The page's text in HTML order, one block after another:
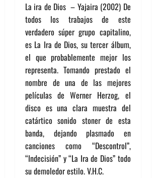
La ira de Dios – Yajaira (2002) De
todos los trabajos de este
verdadero súper grupo capitalino,
es La Ira de Dios, su tercer álbum,
el que probablemente mejor los
representa. Tomando prestado el
nombre de una de las mejores
películas de Werner Herzog, el
disco es una clara muestra del
catártico sonido stoner de esta
banda, dejando plasmado en
canciones como “Descontrol”,
“Indecisión” y “La Ira de Dios” todo
su demoledor estilo. V.H.C.